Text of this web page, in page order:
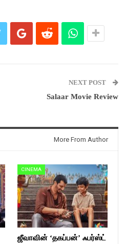
NEXT POST
Salaar Movie Review
More From Author
CINEMA
ஜீவாவின் ‘தகப்பன்’ ஃபர்ஸ்ட்